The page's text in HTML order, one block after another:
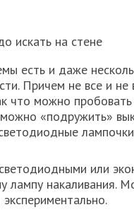
искать на стене
есть и даже
Причем не все и не
что можно
«подружить»
или
лампу накаливания.